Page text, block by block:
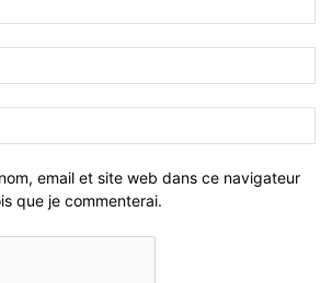
email et site web dans ce navigateur
que je commenterai.